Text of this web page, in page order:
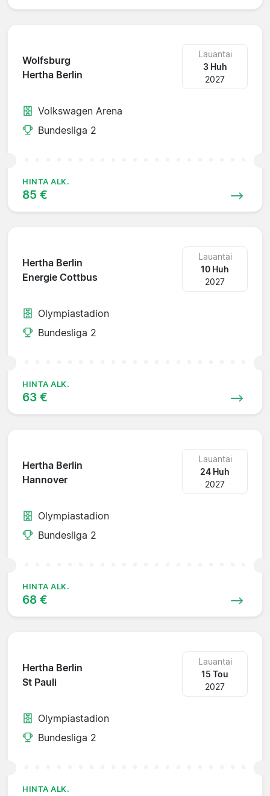
Wolfsburg
Hertha Berlin
Lauantai
3 Huh
2027
Volkswagen Arena
Bundesliga 2
HINTA ALK.
85 €
Hertha Berlin
Energie Cottbus
Lauantai
10 Huh
2027
Olympiastadion
Bundesliga 2
HINTA ALK.
63 €
Hertha Berlin
Hannover
Lauantai
24 Huh
2027
Olympiastadion
Bundesliga 2
HINTA ALK.
68 €
Hertha Berlin
St Pauli
Lauantai
15 Tou
2027
Olympiastadion
Bundesliga 2
HINTA ALK.